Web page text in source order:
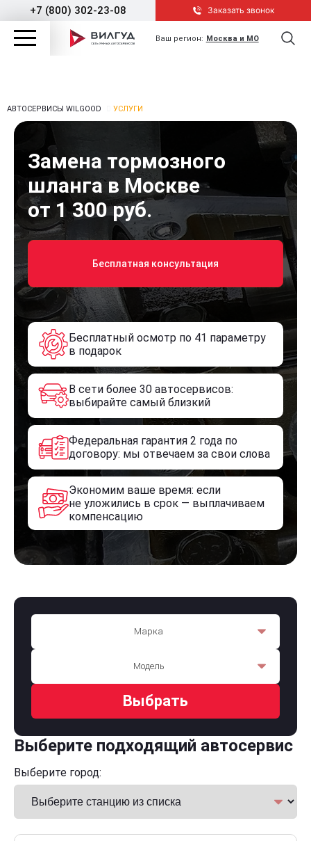
+7 (800) 302-23-08 Заказать звонок
Ваш регион: Москва и МО
АВТОСЕРВИСЫ WILGOOD УСЛУГИ
Замена тормозного
шланга в Москве
от 1 300 руб.
Бесплатная консультация
Бесплатный осмотр по 41 параметру
в подарок
В сети более 30 автосервисов:
выбирайте самый близкий
Федеральная гарантия 2 года по
договору: мы отвечаем за свои слова
Экономим ваше время: если
не уложились в срок — выплачиваем
компенсацию
Марка
Модель
Выбрать
Выберите подходящий автосервис
Выберите город: